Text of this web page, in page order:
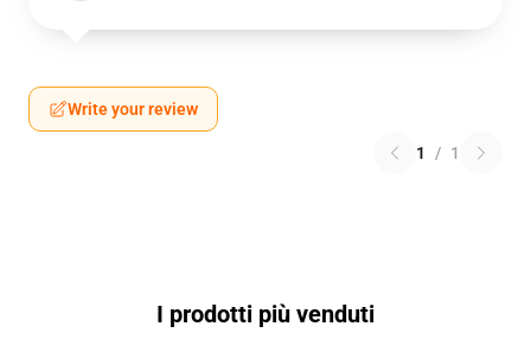
Write your review
1 / 1
I prodotti più venduti